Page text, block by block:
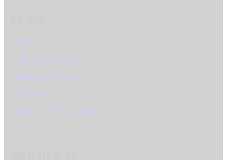
Inicio
Sobre Nosotros
Nuestros Servicios
Contacto
Política de Privacidad